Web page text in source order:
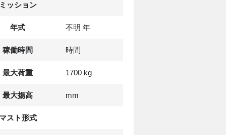
ッション
年式 不明 年
稼働時間 時間
最大荷重 1700 kg
最大揚高 mm
スト形式